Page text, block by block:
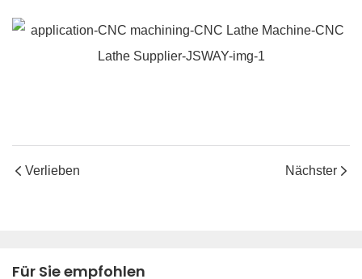
Verlieben Nächster
Für Sie empfohlen